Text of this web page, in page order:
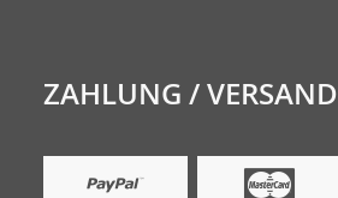
ZAHLUNG / VERSAND